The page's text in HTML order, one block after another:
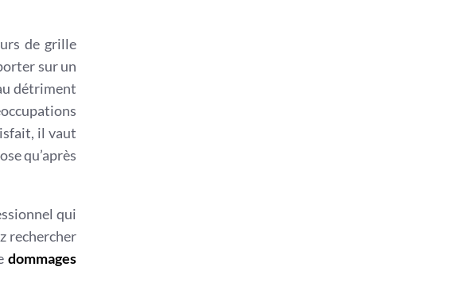
de grille
sur un
détriment
il vaut
qu’après
qui
rechercher
dommages